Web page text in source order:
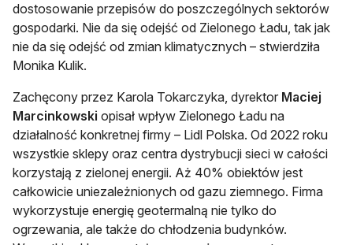
dostosowanie przepisów do poszczególnych sektorów
gospodarki. Nie da się odejść od Zielonego Ładu, tak jak
nie da się odejść od zmian klimatycznych – stwierdziła
Monika Kulik.
Zachęcony przez Karola Tokarczyka, dyrektor Maciej
Marcinkowski opisał wpływ Zielonego Ładu na
działalność konkretnej firmy – Lidl Polska. Od 2022 roku
wszystkie sklepy oraz centra dystrybucji sieci w całości
korzystają z zielonej energii. Aż 40% obiektów jest
całkowicie uniezależnionych od gazu ziemnego. Firma
wykorzystuje energię geotermalną nie tylko do
ogrzewania, ale także do chłodzenia budynków.